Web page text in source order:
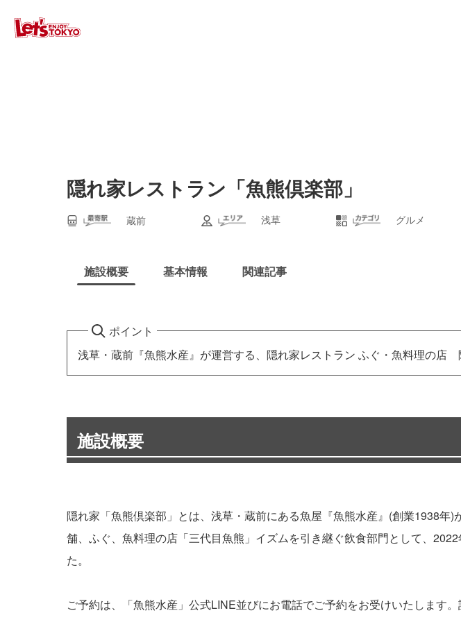
隠れ家レストラン「魚熊倶楽部」
蔵前 浅草 グルメ
施設概要 基本情報 関連記事
ポイント
浅草・蔵前『魚熊水産』が運営する、隠れ家レストラン ふぐ・魚料理の店
施設概要
隠れ家「魚熊倶楽部」とは、浅草・蔵前にある魚屋『魚熊水産』(創業1938
舗、ふぐ、魚料理の店「三代目魚熊」イズムを引き継ぐ飲食部門として、
た。
ご予約は、「魚熊水産」公式LINE並びにお電話でご予約をお受けいたします。